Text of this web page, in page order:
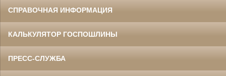
СПРАВОЧНАЯ ИНФОРМАЦИЯ
КАЛЬКУЛЯТОР ГОСПОШЛИНЫ
ПРЕСС-СЛУЖБА